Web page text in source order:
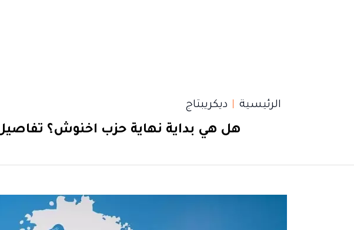
الرئيسية ديكريبتاج
هل هي بداية نهاية حزب اخنوش؟ تفاصيل